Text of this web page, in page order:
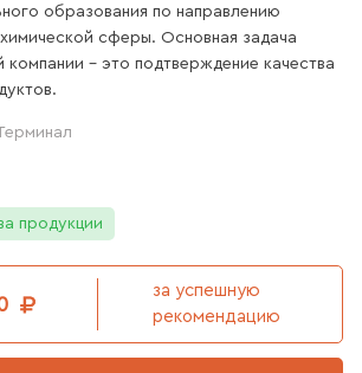
образования по направлению
сферы. Основная задача
компании - это подтверждение качества
продукции
за успешную
рекомендацию